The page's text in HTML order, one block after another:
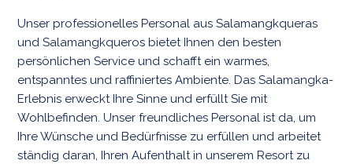
Unser professionelles Personal aus Salamangkqueras
und Salamangkqueros bietet Ihnen den besten
persönlichen Service und schafft ein warmes,
entspanntes und raffiniertes Ambiente. Das Salamangka-
Erlebnis erweckt Ihre Sinne und erfüllt Sie mit
Wohlbefinden. Unser freundliches Personal ist da, um
Ihre Wünsche und Bedürfnisse zu erfüllen und arbeitet
ständig daran, Ihren Aufenthalt in unserem Resort zu